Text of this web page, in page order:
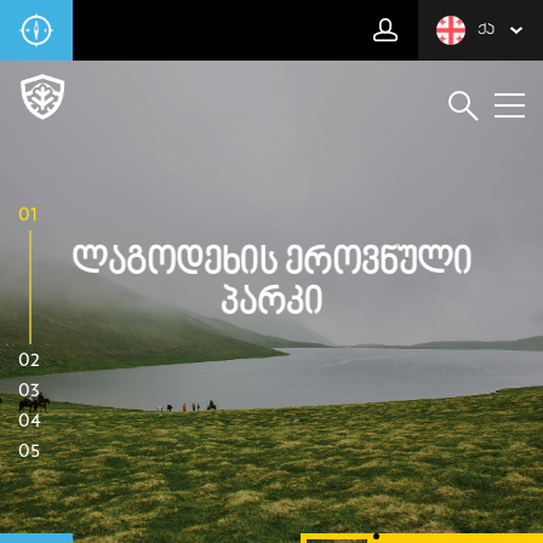
ᲥᲐ
01
02
03
04
05
Ლაგოდეხის Ეროვნული
Პარკი